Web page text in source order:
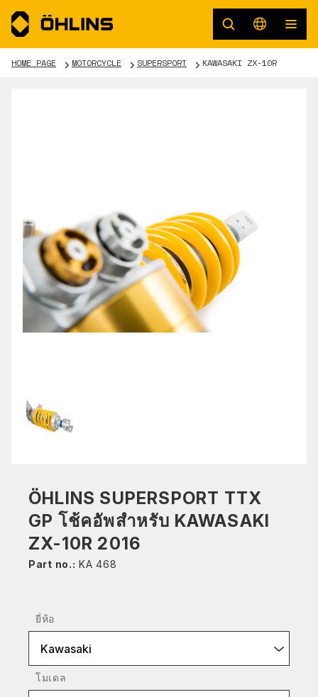
HOME PAGE MOTORCYCLE SUPERSPORT KAWASAKI ZX-10R
ÖHLINS SUPERSPORT TTX
GP โช้คอัพสำหรับ KAWASAKI
ZX-10R 2016
Part no.: KA 468
ยี่ห้อ
Kawasaki
โมเดล